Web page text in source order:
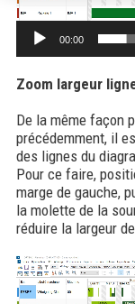
00:00
Zoom largeur
De la même façon
précédemment, il
des lignes du
Pour ce faire,
marge de gauche,
la molette de la
réduire la largeur
Lecteur
vidéo